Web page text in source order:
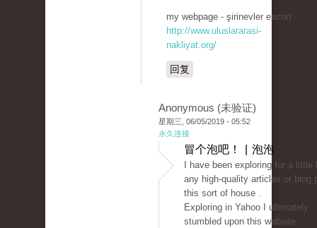
my webpage - şirinevler escort -
http://www.uluslararasi-
nakliyat.org/
回复
Anonymous (未验证)
星期三, 06/05/2019 - 05:52
永久连接
冒个泡吧！ | 泡泡
I have been exploring for a little
any high-quality articles or blog
this sort of house .
Exploring in Yahoo I ultimately
stumbled upon this website.